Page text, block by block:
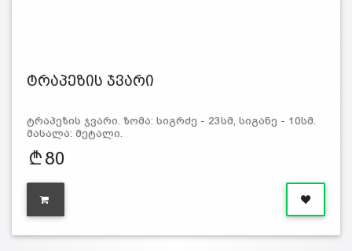
ტრაპეზის ჯვარი
ტრაპეზის ჯვარი. ზომა: სიგრძე - 23სმ, სიგანე - 10სმ.
მასალა: მეტალი.
80